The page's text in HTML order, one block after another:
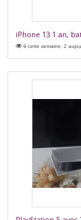
iPhone 13 1 an,
9 cette semaine, 2